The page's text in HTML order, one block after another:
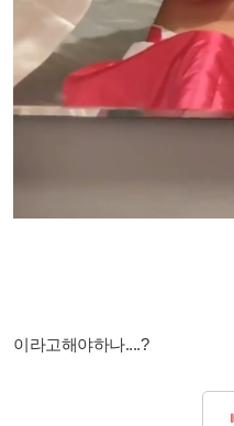
이라고해야하나....?